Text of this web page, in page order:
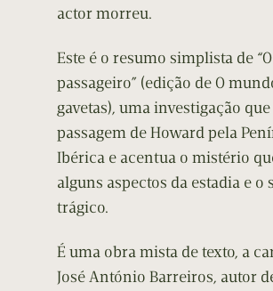
actor morreu.
Este é o resumo simplista de “O
passageiro” (edição de O
gavetas), uma investigação
passagem de Howard pela
Ibérica e acentua o mistério
alguns aspectos da estadia e o
trágico.
É uma obra mista de texto, a
José António Barreiros, autor